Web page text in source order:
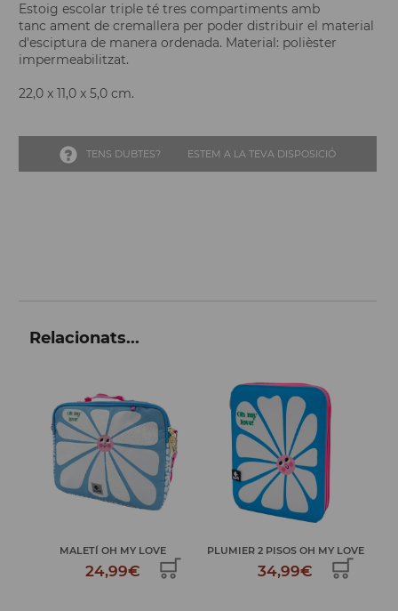
Estoig escolar triple té tres compartiments amb
tanc ament de cremallera per poder distribuir el material
d'esciptura de manera ordenada. Material: polièster
impermeabilitzat.
22,0 x 11,0 x 5,0 cm.
TENS DUBTES? ESTEM A LA TEVA DISPOSICIÓ
Relacionats...
MALETÍ OH MY LOVE
24,99€
PLUMIER 2 PISOS OH MY LOVE
34,99€